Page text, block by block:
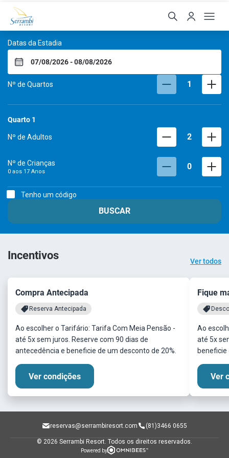
Serrambi Resort
Datas da Estadia
Nº de Quartos 1
Quarto 1
Nº de Adultos 2
Nº de Crianças
0 aos 17 Anos 0
Tenho um código
BUSCAR
Incentivos Ver todos
Compra Antecipada
Reserva Antecipada
Ao escolher o Tarifário: Tarifa Com Meia Pensão -
até 5x sem juros. Reserve com 90 dias de
antecedência e beneficie de um desconto de 20%.
Ver condições
Fique
Ao
até 5x
beneficie
Ver
reservas@serrambiresort.com (81)3466 0655
© 2026 Serrambi Resort. Todos os direitos reservados.
Powered by